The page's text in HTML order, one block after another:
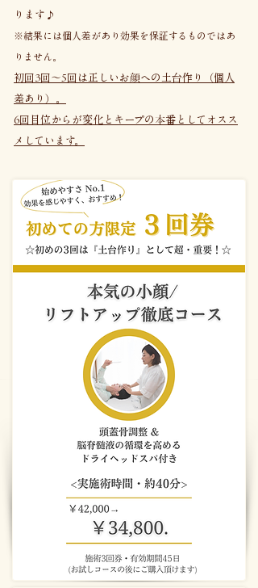
ります♪
※結果には個人差があり効果を保証するものではあ
りません。
初回3回～5回は正しいお顔への土台作り（個人
差あり）。
6回目位からが変化とキープの本番としてオスス
メしています。